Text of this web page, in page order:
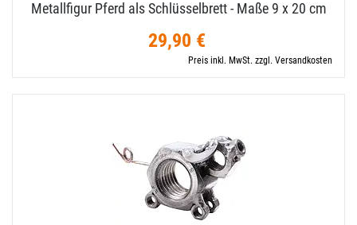
Metallfigur Pferd als Schlüsselbrett - Maße 9 x 20 cm
29,90 €
Preis inkl. MwSt. zzgl. Versandkosten